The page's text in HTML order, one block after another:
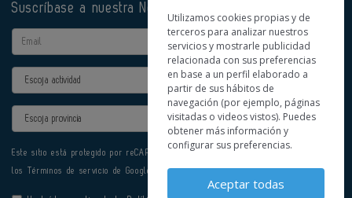
Suscríbase a nuestra Newsletter
Email
Actividad
Provincia
Este sitio está protegido por reCAPTCHA y se aplican la
los Términos de servicio de Google.
Utilizamos cookies propias y de
terceros para analizar nuestros
servicios y mostrarle publicidad
relacionada con sus preferencias
en base a un perfil elaborado a
partir de sus hábitos de
navegación (por ejemplo, páginas
visitadas o videos vistos). Puedes
obtener más información y
configurar sus preferencias.
Aceptar todas